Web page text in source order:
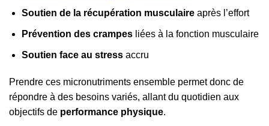
Soutien de la récupération musculaireaprès l’effort
Prévention des crampesliées à la fonction musculaire
Soutien face au stressaccru
Prendre ces micronutriments ensemble permet donc de
répondre à des besoins variés, allant du quotidien aux
objectifs de performance physique.